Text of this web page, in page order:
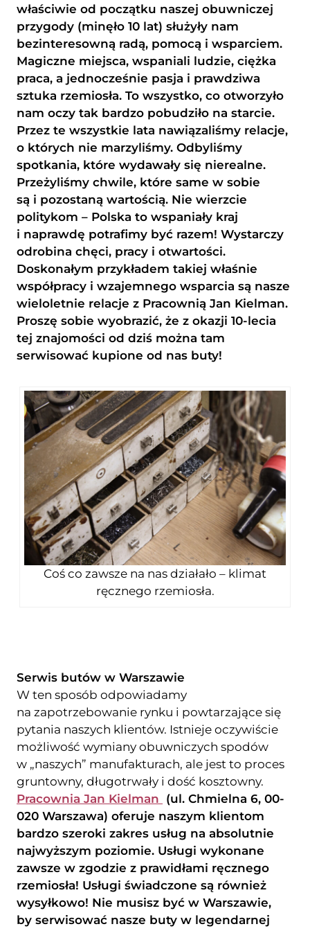
właściwie od początku naszej obuwniczej
przygody (minęło 10 lat) służyły nam
bezinteresowną radą, pomocą i wsparciem.
Magiczne miejsca, wspaniali ludzie, ciężka
praca, a jednocześnie pasja i prawdziwa
sztuka rzemiosła. To wszystko, co otworzyło
nam oczy tak bardzo pobudziło na starcie.
Przez te wszystkie lata nawiązaliśmy relacje,
o których nie marzyliśmy. Odbyliśmy
spotkania, które wydawały się nierealne.
Przeżyliśmy chwile, które same w sobie
są i pozostaną wartością. Nie wierzcie
politykom – Polska to wspaniały kraj
i naprawdę potrafimy być razem! Wystarczy
odrobina chęci, pracy i otwartości.
Doskonałym przykładem takiej właśnie
współpracy i wzajemnego wsparcia są nasze
wieloletnie relacje z Pracownią Jan Kielman.
Proszę sobie wyobrazić, że z okazji 10-lecia
tej znajomości od dziś można tam
serwisować kupione od nas buty!
Coś co zawsze na nas działało – klimat
ręcznego rzemiosła.
Serwis butów w Warszawie
W ten sposób odpowiadamy
na zapotrzebowanie rynku i powtarzające się
pytania naszych klientów. Istnieje oczywiście
możliwość wymiany obuwniczych spodów
w „naszych” manufakturach, ale jest to proces
gruntowny, długotrwały i dość kosztowny.
Pracownia Jan Kielman (ul. Chmielna 6, 00-
020 Warszawa) oferuje naszym klientom
bardzo szeroki zakres usług na absolutnie
najwyższym poziomie. Usługi wykonane
zawsze w zgodzie z prawidłami ręcznego
rzemiosła! Usługi świadczone są również
wysyłkowo! Nie musisz być w Warszawie,
by serwisować nasze buty w legendarnej